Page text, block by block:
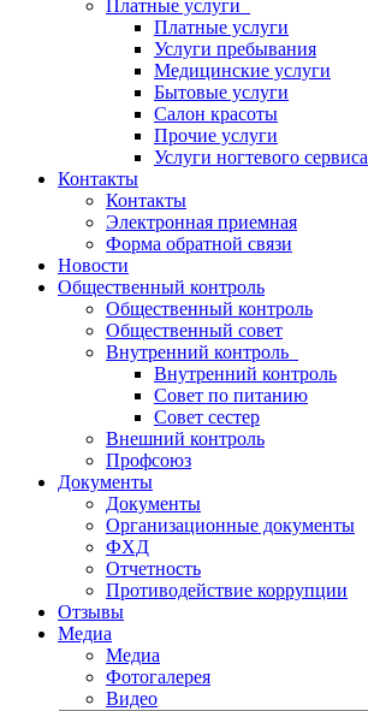
Платные услуги
Платные услуги
Услуги пребывания
Медицинские услуги
Бытовые услуги
Салон красоты
Прочие услуги
Услуги ногтевого сервиса
Контакты
Контакты
Электронная приемная
Форма обратной связи
Новости
Общественный контроль
Общественный контроль
Общественный совет
Внутренний контроль
Внутренний контроль
Совет по питанию
Совет сестер
Внешний контроль
Профсоюз
Документы
Документы
Организационные документы
ФХД
Отчетность
Противодействие коррупции
Отзывы
Медиа
Медиа
Фотогалерея
Видео